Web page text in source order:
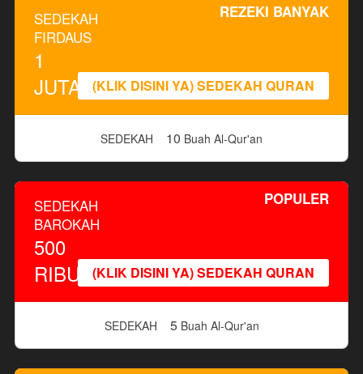
REZEKI BANYAK
SEDEKAH
FIRDAUS
1
JUTA
(KLIK DISINI YA) SEDEKAH QURAN
SEDEKAH 10 Buah Al-Qur'an
POPULER
SEDEKAH
BAROKAH
500
RIBU
(KLIK DISINI YA) SEDEKAH QURAN
SEDEKAH 5Buah Al-Qur'an